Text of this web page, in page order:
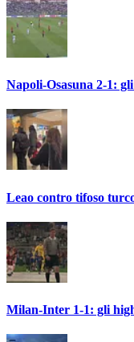
Napoli-Osasuna 2-1:
Leao contro tifoso
Milan-Inter 1-1: gli